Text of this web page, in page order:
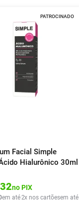
PATROCINADO
Facial Simple
Hialurônico 30ml
32no PIX
em até2x nos cartõesem até